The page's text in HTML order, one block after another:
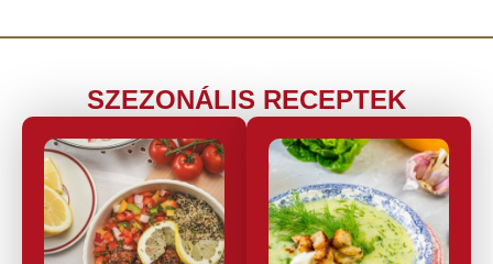
SZEZONÁLIS RECEPTEK